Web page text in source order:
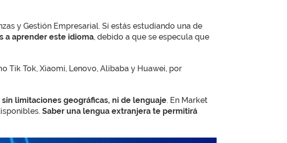
y Gestión Empresarial. Si estás estudiando una de
a aprender este idioma, debido a que se especula que
Tik Tok, Xiaomi, Lenovo, Alibaba y Huawei, por
limitaciones geográficas, ni de lenguaje. En Market
Saber una lengua extranjera te permitirá